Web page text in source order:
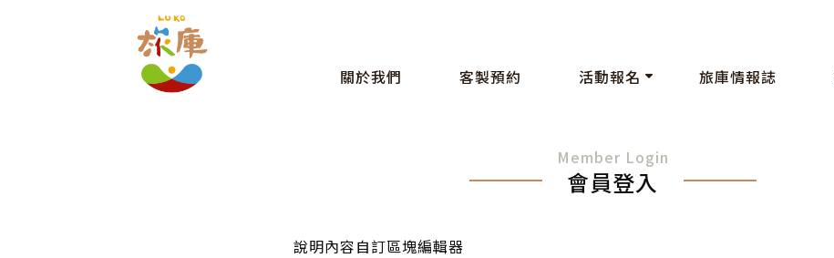
關於我們 客製預約 活動報名 旅庫情報誌
Member Login
會員登入
說明內容自訂區塊編輯器